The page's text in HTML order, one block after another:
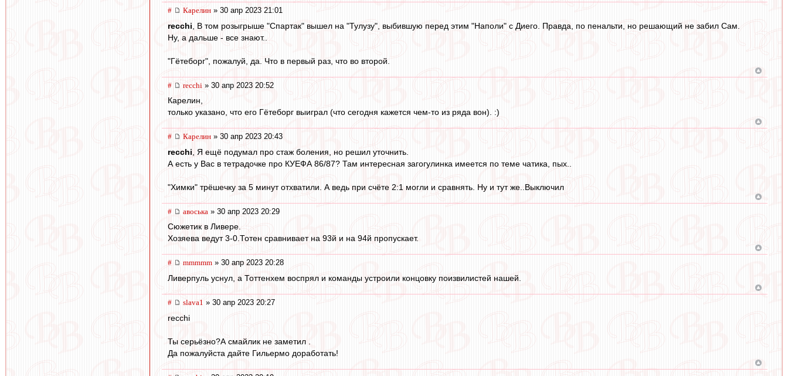
# Карелин » 30 апр 2023 21:01
recchi , В том розыгрыше "Спартак" вышел на "Тулузу", выбившую перед этим "Наполи" с Диего. Правда, по пенальти, но решающий не забил Сам.
Ну, а дальше - все знают..
"Гётеборг", пожалуй, да. Что в первый раз, что во второй.
# recchi » 30 апр 2023 20:52
Карелин,
только указано, что его Гётеборг выиграл (что сегодня кажется чем-то из ряда вон). :)
# Карелин » 30 апр 2023 20:43
recchi , Я ещё подумал про стаж боления, но решил уточнить.
А есть у Вас в тетрадочке про КУЕФА 86/87? Там интересная загогулинка имеется по теме чатика, пых..
"Химки" трёшечку за 5 минут отхватили. А ведь при счёте 2:1 могли и сравнять. Ну и тут же..Выключил
# авоська » 30 апр 2023 20:29
Сюжетик в Ливере.
Хозяева ведут 3-0.Тотен сравнивает на 93й и на 94й пропускает.
# mmmmm » 30 апр 2023 20:28
Ливерпуль уснул, а Тоттенхем воспрял и команды устроили концовку поизвилистей нашей.
# slava1 » 30 апр 2023 20:27
recchi
Ты серьёзно?А смайлик не заметил .
Да пожалуйста дайте Гильермо доработать!